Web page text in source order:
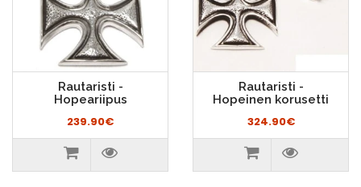
Rautaristi -
Hopeariipus
239.90€
Rautaristi -
Hopeinen korusetti
324.90€